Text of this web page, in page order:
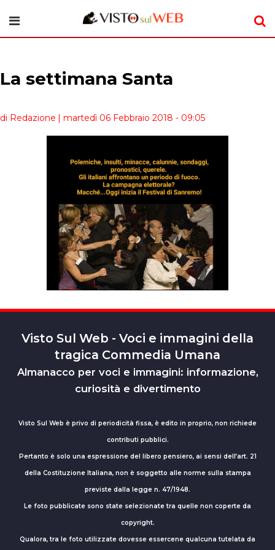
La settimana Santa
di Redazione | martedì 06 Febbraio 2018 - 09:05
Visto Sul Web - Voci e immagini della
tragica Commedia Umana
Almanacco per voci e immagini: informazione,
curiosità e divertimento
Visto Sul Web è privo di periodicità fissa, è edito in proprio, non richiede
contributi pubblici.
Pertanto è solo una espressione del libero pensiero, ai sensi dell’art. 21
della Costituzione Italiana, non è soggetto alle norme sulla stampa
previste dalla legge n. 47/1948.
Le foto pubblicate sono state selezionate tra quelle non coperte da
copyright.
Qualora, tra le foto utilizzate dovesse essercene qualcuna tutelata da